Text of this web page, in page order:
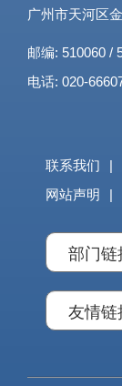
广州市天河区
邮编: 510060 /
电话: 020-
联系我们
网站声明